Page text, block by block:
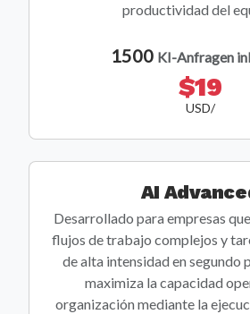
productividad del
1500 KI-Anfragen
$19
USD/
AI
Desarrollado para empresas
flujos de trabajo complejos y
de alta intensidad en segundo
maximiza la capacidad
organización mediante la